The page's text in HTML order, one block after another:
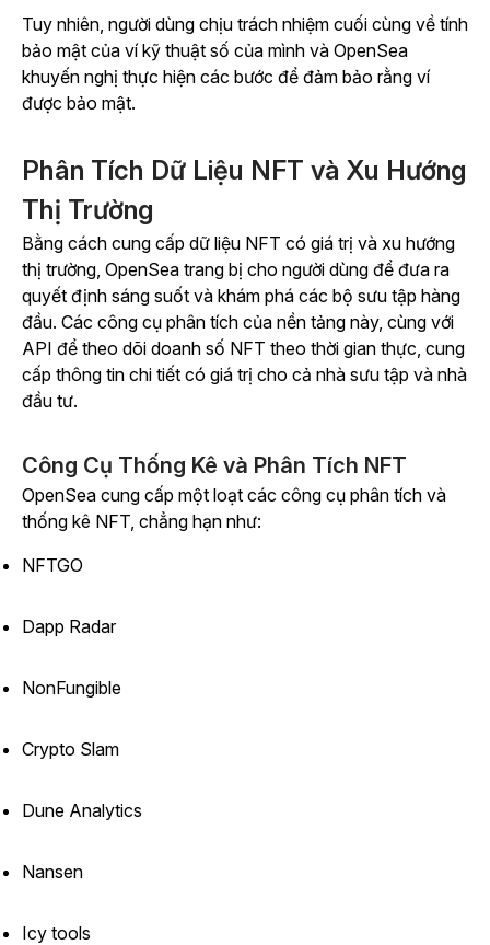
Tuy nhiên, người dùng chịu trách nhiệm cuối cùng về tính
bảo mật của ví kỹ thuật số của mình và OpenSea
khuyến nghị thực hiện các bước để đảm bảo rằng ví
được bảo mật.
Phân Tích Dữ Liệu NFT và Xu Hướng
Thị Trường
Bằng cách cung cấp dữ liệu NFT có giá trị và xu hướng
thị trường, OpenSea trang bị cho người dùng để đưa ra
quyết định sáng suốt và khám phá các bộ sưu tập hàng
đầu. Các công cụ phân tích của nền tảng này, cùng với
API để theo dõi doanh số NFT theo thời gian thực, cung
cấp thông tin chi tiết có giá trị cho cả nhà sưu tập và nhà
đầu tư.
Công Cụ Thống Kê và Phân Tích NFT
OpenSea cung cấp một loạt các công cụ phân tích và
thống kê NFT, chẳng hạn như:
NFTGO
Dapp Radar
NonFungible
Crypto Slam
Dune Analytics
Nansen
Icy tools